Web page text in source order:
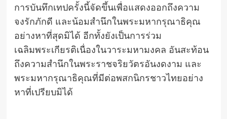
การบันทึกเทปครั้งนี้จัดขึ้นเพื่อแสดงออกถึงความ
จงรักภักดี และน้อมสำนึกในพระมหากรุณาธิคุณ
อย่างหาที่สุดมิได้ อีกทั้งยังเป็นการร่วม
เฉลิมพระเกียรติเนื่องในวาระมหามงคล อันสะท้อน
ถึงความสำนึกในพระราชจริยวัตรอันงดงาม และ
พระมหากรุณาธิคุณที่มีต่อพสกนิกรชาวไทยอย่าง
หาที่เปรียบมิได้